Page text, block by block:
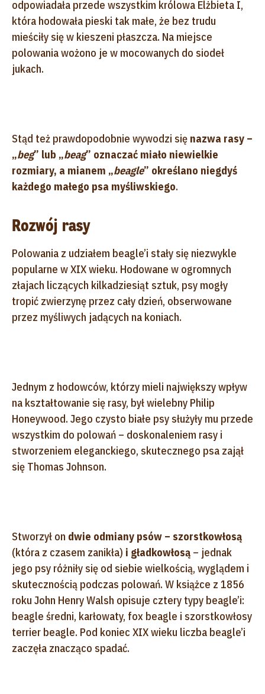
odpowiadała przede wszystkim królowa Elżbieta I,
która hodowała pieski tak małe, że bez trudu
mieściły się w kieszeni płaszcza. Na miejsce
polowania wożono je w mocowanych do siodeł
jukach.
Stąd też prawdopodobnie wywodzi się nazwa rasy –
„beg” lub „beag” oznaczać miało niewielkie
rozmiary, a mianem „beagle” określano niegdyś
każdego małego psa myśliwskiego.
Rozwój rasy
Polowania z udziałem beagle’i stały się niezwykle
popularne w XIX wieku. Hodowane w ogromnych
złajach liczących kilkadziesiąt sztuk, psy mogły
tropić zwierzynę przez cały dzień, obserwowane
przez myśliwych jadących na koniach.
Jednym z hodowców, którzy mieli największy wpływ
na kształtowanie się rasy, był wielebny Philip
Honeywood. Jego czysto białe psy służyły mu przede
wszystkim do polowań – doskonaleniem rasy i
stworzeniem eleganckiego, skutecznego psa zajął
się Thomas Johnson.
Stworzył on dwie odmiany psów – szorstkowłosą
(która z czasem zanikła) i gładkowłosą – jednak
jego psy różniły się od siebie wielkością, wyglądem i
skutecznością podczas polowań. W książce z 1856
roku John Henry Walsh opisuje cztery typy beagle’i:
beagle średni, karłowaty, fox beagle i szorstkowłosy
terrier beagle. Pod koniec XIX wieku liczba beagle’i
zaczęła znacząco spadać.